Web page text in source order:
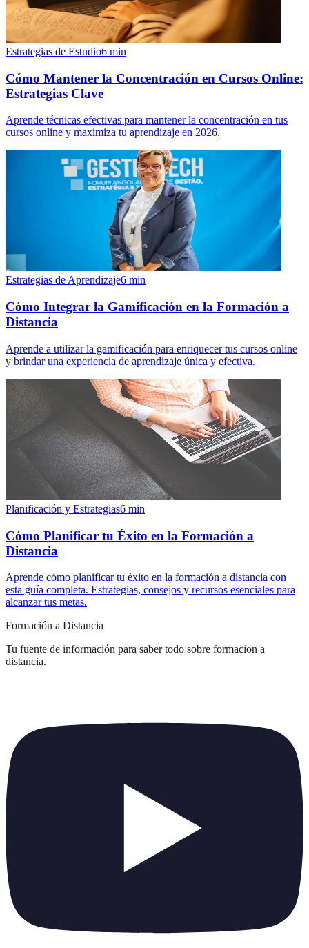
Estrategias de Estudio6 min
Cómo Mantener la Concentración en Cursos Online:
Estrategias Clave
Aprende técnicas efectivas para mantener la concentración en tus
cursos online y maximiza tu aprendizaje en 2026.
Estrategias de Aprendizaje6 min
Cómo Integrar la Gamificación en la Formación a
Distancia
Aprende a utilizar la gamificación para enriquecer tus cursos online
y brindar una experiencia de aprendizaje única y efectiva.
Planificación y Estrategias6 min
Cómo Planificar tu Éxito en la Formación a
Distancia
Aprende cómo planificar tu éxito en la formación a distancia con
esta guía completa. Estrategias, consejos y recursos esenciales para
alcanzar tus metas.
Formación a Distancia
Tu fuente de información para saber todo sobre formacion a
distancia.